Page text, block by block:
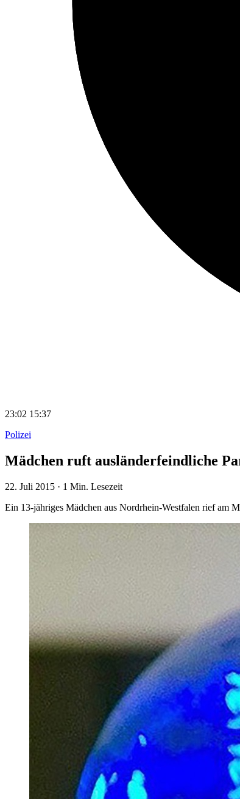
23:02 15:37
Polizei
Mädchen ruft ausländerfeindliche
22. Juli 2015 · 1 Min. Lesezeit
Ein 13-jähriges Mädchen aus Nordrhein-Westfalen rief am